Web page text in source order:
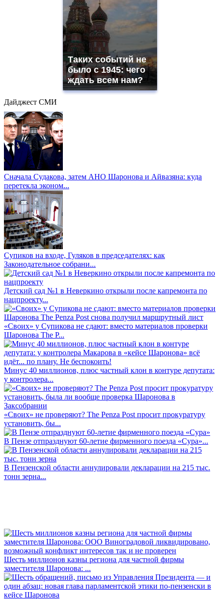
Таких событий не
было с 1945: чего
ждать всем нам?
Дайджест СМИ
Сначала Судакова, затем АНО Шаронова и Айвазяна: куда
перетекла эконом...
Супиков на входе, Гуляков в председателях: как
Законодательное собрани...
Детский сад №1 в Неверкино открыли после капремонта по
нацпроекту...
«Своих» у Супикова не сдают: вместо материалов проверки
Шаронова The P...
Минус 40 миллионов, плюс частный клон в контуре депутата:
у контролера...
«Своих» не проверяют? The Penza Post просит прокуратуру
установить, бы...
В Пензе отпразднуют 60-летие фирменного поезда «Сура»...
В Пензенской области аннулировали декларации на 215 тыс.
тонн зерна...
Шесть миллионов казны региона для частной фирмы
заместителя Шаронова: ...